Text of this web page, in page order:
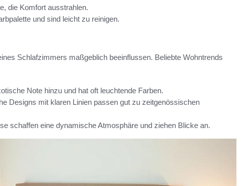
die Komfort ausstrahlen.
und sind leicht zu reinigen.
Schlafzimmers maßgeblich beeinflussen. Beliebte Wohntrends
Note hinzu und hat oft leuchtende Farben.
Designs mit klaren Linien passen gut zu zeitgenössischen
schaffen eine dynamische Atmosphäre und ziehen Blicke an.